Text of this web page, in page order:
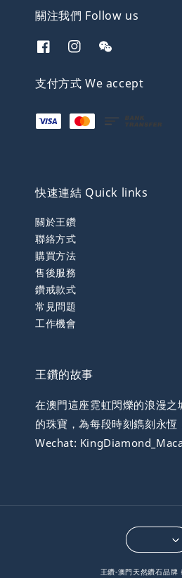
關注我們 Follow us
支付方式 We accept
快速連結 Quick links
關於王鑽
聯絡方式
購買方法
售後服務
鑽戒款式
常見問題
工作機會
王鑽的故事
在澳門這座霓虹閃爍的浪漫
的珠寶，為每段時刻鐫刻永恆
Wechat:
王鑽-澳門天然鑽石品